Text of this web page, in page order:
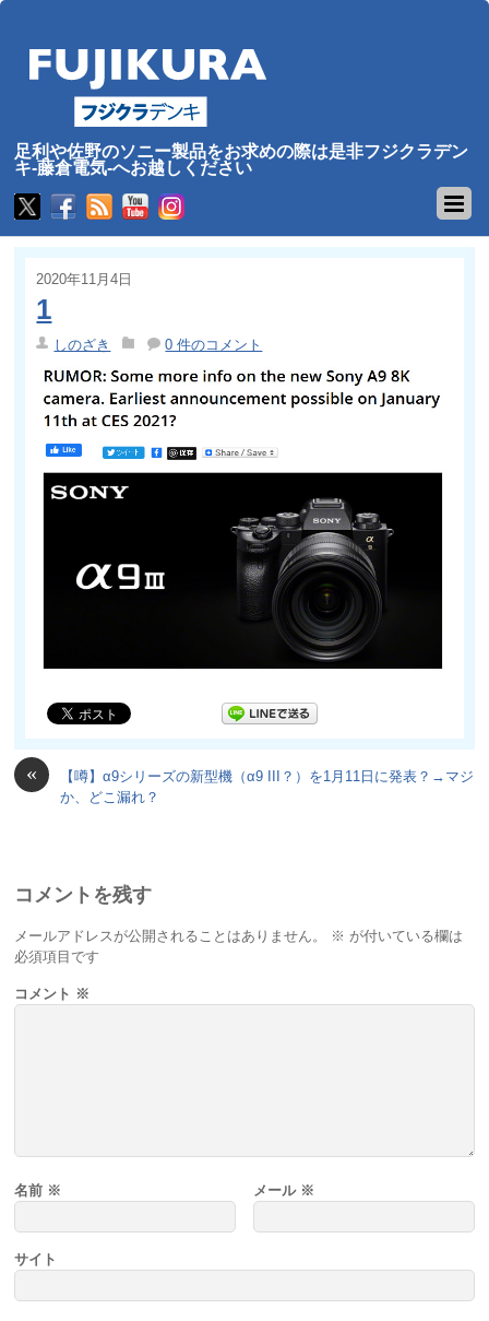
足利や佐野のソニー製品をお求めの際は是非フジクラデン
キ-藤倉電気-へお越しください
2020年11月4日
1
しのざき 0 件のコメント
«
【噂】α9シリーズの新型機（α9 III？）を1月11日に発表？→マジ
か、どこ漏れ？
コメントを残す
メールアドレスが公開されることはありません。 ※ が付いている欄は
必須項目です
コメント ※
名前 ※ メール ※
サイト